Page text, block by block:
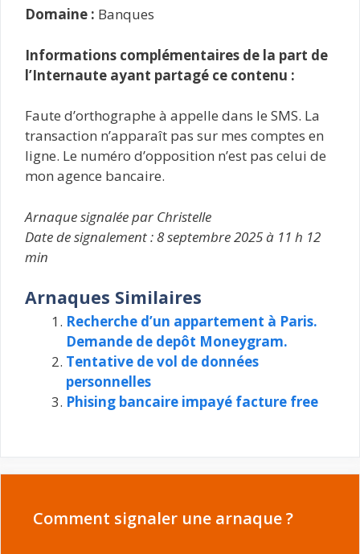
Domaine : Banques
Informations complémentaires de la part de
l’Internaute ayant partagé ce contenu :
Faute d’orthographe à appelle dans le SMS. La
transaction n’apparaît pas sur mes comptes en
ligne. Le numéro d’opposition n’est pas celui de
mon agence bancaire.
Arnaque signalée par Christelle
Date de signalement : 8 septembre 2025 à 11 h 12
min
Arnaques Similaires
Recherche d’un appartement à Paris.
Demande de depôt Moneygram.
Tentative de vol de données
personnelles
Phising bancaire impayé facture free
Comment signaler une arnaque ?